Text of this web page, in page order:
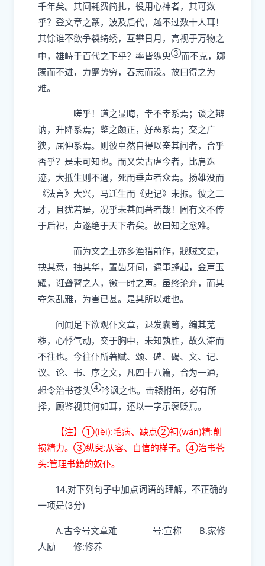
千年矣。其间耗费简扎，役用心神者， 其可数
乎？登文章之篆，波及后代，越不过数十人耳！
其馀谁不欲争裂绮绣，互攀日月，高视于万物之
中，雄峙于百代之下乎？ 率皆纵臾③而不克，踯
躅而不进，力蹙势穷，吞志而没。故曰得之为
难。
嗟乎！道之显晦，幸不幸系焉；谈之辩
讷，升降系焉；鉴之颇正，好恶系焉；交之广
狭，屈伸系焉。则彼卓然自得以奋其间者，合乎
否乎？是未可知也。 而又荣古虐今者，比肩迭
迹，大抵生则不遇，死而垂声者众焉。 扬雄没而
《法言》大兴，马迁生而《史记》未振。彼之二
才，且犹若是，况乎未甚闻著者哉！固有文不传
于后祀，声遂绝于天下者矣。故曰知之愈难。
而为文之士亦多渔猎前作， 戕贼文史，
抉其意，抽其华，置齿牙间，遇事蜂起，金声玉
耀，诳聋瞽之人， 徼一时之声。虽终沦弃，而其
夺朱乱雅，为害已甚。是其所以难也。
间闻足下欲观仆文章，退发囊笥，编其芜
秽，心悸气动，交于胸中，未知孰胜，故久滞而
不往也。今往仆所著赋、颂、碑、碣、文、记、
议、论、书、序之文，凡四十八篇，合为一通，
想令治书苍头④吟讽之也。击辕拊缶，必有所
择，顾鉴视其何如耳，还以一字示褒贬焉。
【注】 ①(lèi):毛病、缺点②祠(wán)精:削
损精力。 ③纵臾:从容、自信的样子。 ④治书苍
头:管理书籍的奴仆。
14.对下列句子中加点词语的理解，不正确的
一项是(3分)
A.古今号文章难 号:宣称 B.家修
人励
修:修养